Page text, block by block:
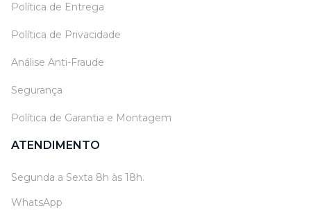
Política de Entrega
Política de Privacidade
Análise Anti-Fraude
Segurança
Política de Garantia e Montagem
ATENDIMENTO
Segunda a Sexta 8h às 18h.
WhatsApp